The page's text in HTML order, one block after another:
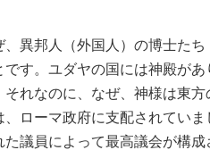
異邦人（外国人）の博士たち
す。ユダヤの国には神殿が
れなのに、なぜ、神様は東
ローマ政府に支配されてい
議員によって最高議会が構成